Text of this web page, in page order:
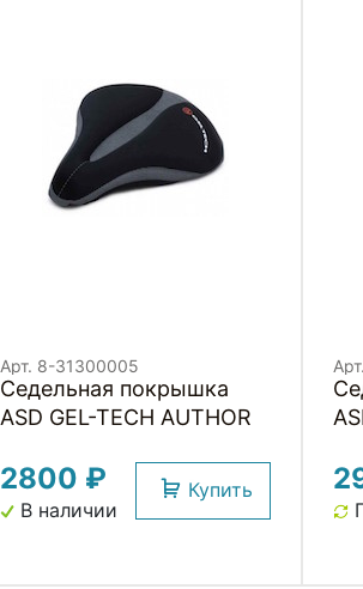
Арт. 8-31300005
Седельная покрышка
ASD GEL-TECH AUTHOR
2800 ₽
В наличии
Купить